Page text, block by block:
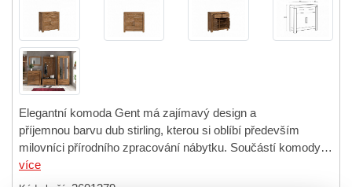
Elegantní komoda Gent má zajímavý design a
příjemnou barvu dub stirling, kterou si oblíbí především
milovníci přírodního zpracování nábytku. Součástí komody…
více